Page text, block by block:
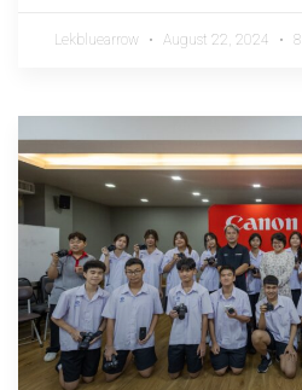
Lekbluearrow August 22, 2024